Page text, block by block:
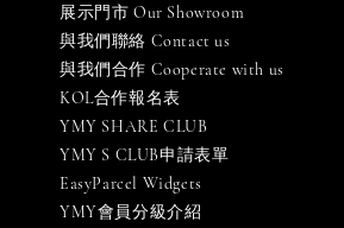
展示門市 Our Showroom
與我們聯絡 Contact us
與我們合作 Cooperate with us
KOL合作報名表
YMY SHARE CLUB
YMY S CLUB申請表單
EasyParcel Widgets
YMY會員分級介紹